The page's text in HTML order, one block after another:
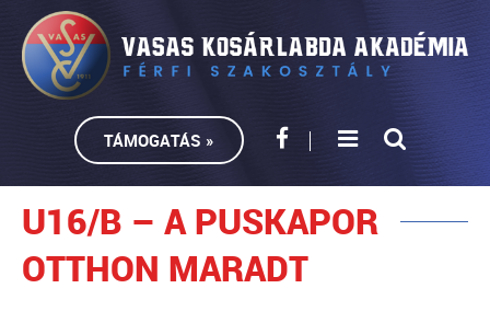
TÁMOGATÁS »
U16/B – A PUSKAPOR
OTTHON MARADT